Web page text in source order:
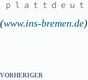
(www.ins-bremen.de)
VORHERIGER